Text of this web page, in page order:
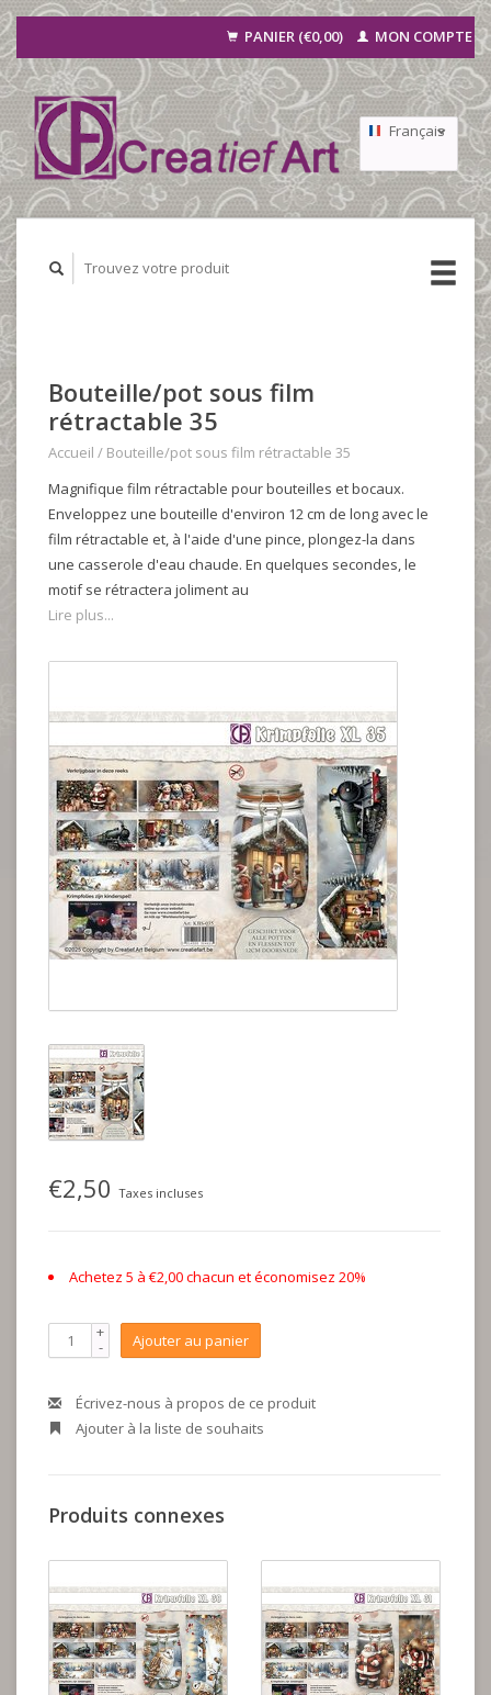
PANIER (€0,00) MON COMPTE
Français
Nederlands
Bouteille/pot sous film
rétractable 35
Accueil / Bouteille/pot sous film rétractable 35
Magnifique film rétractable pour bouteilles et bocaux.
Enveloppez une bouteille d'environ 12 cm de long avec le
film rétractable et, à l'aide d'une pince, plongez-la dans
une casserole d'eau chaude. En quelques secondes, le
motif se rétractera joliment au
Lire plus...
€2,50 Taxes incluses
Achetez 5 à €2,00 chacun et économisez 20%
+
- Ajouter au panier
Écrivez-nous à propos de ce produit
Ajouter à la liste de souhaits
Produits connexes